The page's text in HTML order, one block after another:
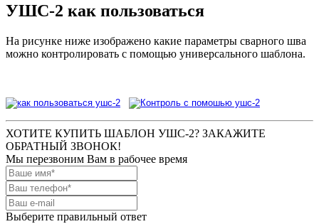
УШС-2 как пользоваться
На рисунке ниже изображено какие параметры сварного шва
можно контролировать с помощью универсального шаблона.
ХОТИТЕ КУПИТЬ ШАБЛОН УШС-2? ЗАКАЖИТЕ
ОБРАТНЫЙ ЗВОНОК!
Мы перезвоним Вам в рабочее время
Выберите правильный ответ